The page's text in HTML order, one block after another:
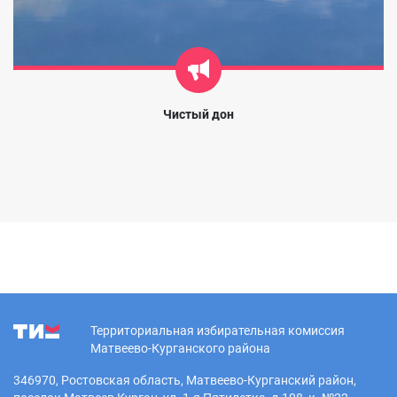
Чистый дон
Территориальная избирательная комиссия
Матвеево-Курганского района
346970, Ростовская область, Матвеево-Курганский район,